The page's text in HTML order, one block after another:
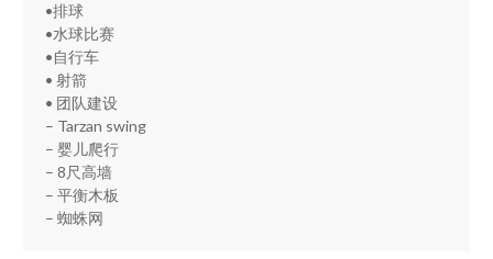
•排球
•水球比赛
•自行车
• 射箭
• 团队建设
– Tarzan swing
– 婴儿爬行
– 8尺高墙
– 平衡木板
– 蜘蛛网